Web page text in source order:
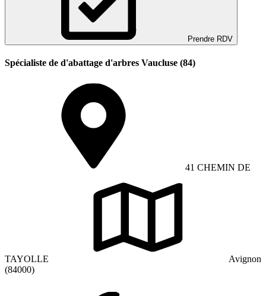
Prendre RDV
Spécialiste de d'abattage d'arbres Vaucluse (84)
41 CHEMIN DE
TAYOLLE
Avignon
(84000)